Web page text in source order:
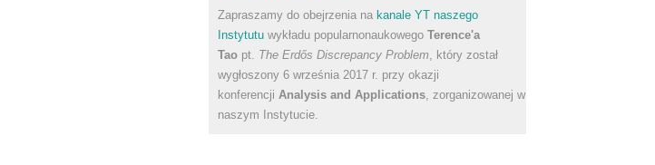
Zapraszamy do obejrzenia na kanale YT naszego
Instytutu wykładu popularnonaukowego Terence'a
Tao pt. The Erdős Discrepancy Problem , który został
wygłoszony 6 września 2017 r. przy okazji
konferencji Analysis and Applications , zorganizowanej w
naszym Instytucie.